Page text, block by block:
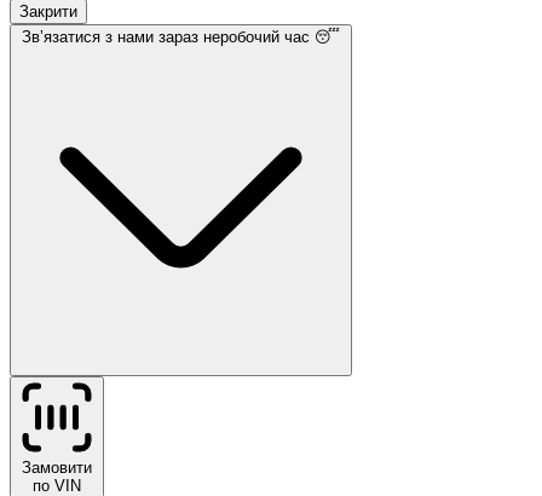
Закрити
Звʼязатися з нами зараз неробочий час 😴
Замовити
по VIN